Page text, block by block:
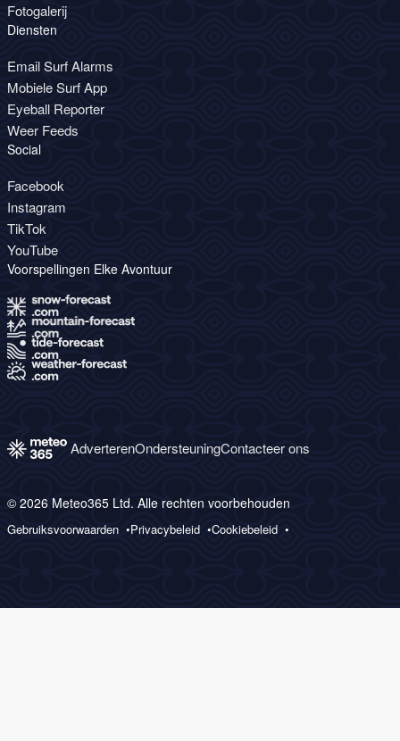
Fotogalerij
Diensten
Email Surf Alarms
Mobiele Surf App
Eyeball Reporter
Weer Feeds
Social
Facebook
Instagram
TikTok
YouTube
Voorspellingen Elke Avontuur
AdverterenOndersteuningContacteer ons
© 2026 Meteo365 Ltd. Alle rechten voorbehouden
Gebruiksvoorwaarden Privacybeleid Cookiebeleid